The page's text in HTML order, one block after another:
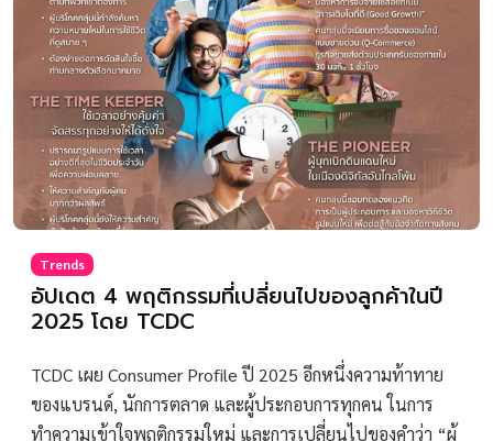
Trends
อัปเดต 4 พฤติกรรมที่เปลี่ยนไปของลูกค้าในปี
2025 โดย TCDC
TCDC เผย Consumer Profile ปี 2025 อีกหนึ่งความท้าทาย
ของแบรนด์, นักการตลาด และผู้ประกอบการทุกคน ในการ
ทำความเข้าใจพฤติกรรมใหม่ และการเปลี่ยนไปของคำว่า “ผู้